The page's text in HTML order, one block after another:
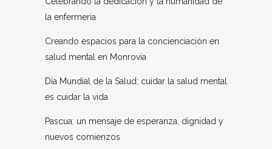
la enfermería
Creando espacios para la concienciación en
salud mental en Monrovia
Día Mundial de la Salud: cuidar la salud mental
es cuidar la vida
Pascua: un mensaje de esperanza, dignidad y
nuevos comienzos